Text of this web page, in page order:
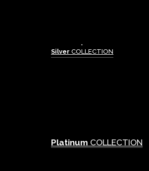
Silver COLLECTION
Platinum COLLECTION